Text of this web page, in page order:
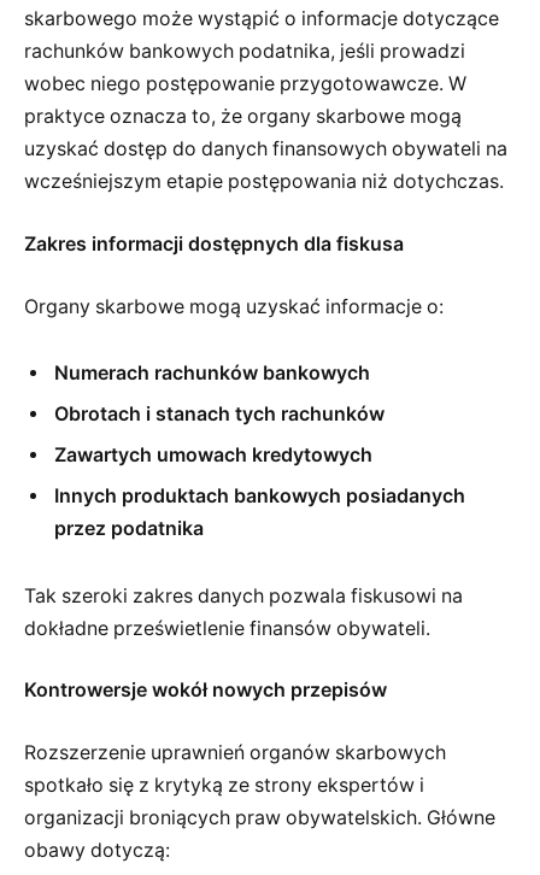
skarbowego może wystąpić o informacje dotyczące
rachunków bankowych podatnika, jeśli prowadzi
wobec niego postępowanie przygotowawcze. W
praktyce oznacza to, że organy skarbowe mogą
uzyskać dostęp do danych finansowych obywateli na
wcześniejszym etapie postępowania niż dotychczas.
Zakres informacji dostępnych dla fiskusa
Organy skarbowe mogą uzyskać informacje o:
Numerach rachunków bankowych
Obrotach i stanach tych rachunków
Zawartych umowach kredytowych
Innych produktach bankowych posiadanych
przez podatnika
Tak szeroki zakres danych pozwala fiskusowi na
dokładne prześwietlenie finansów obywateli.
Kontrowersje wokół nowych przepisów
Rozszerzenie uprawnień organów skarbowych
spotkało się z krytyką ze strony ekspertów i
organizacji broniących praw obywatelskich. Główne
obawy dotyczą: